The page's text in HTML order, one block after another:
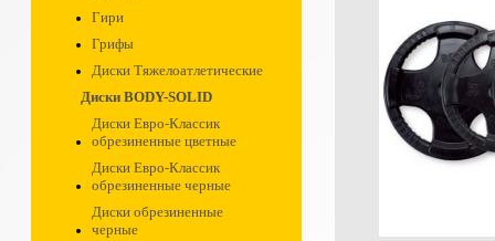
Гири
Грифы
Диски Тяжелоатлетические
Диски BODY-SOLID
Диски Евро-Классик
обрезиненные цветные
Диски Евро-Классик
обрезиненные черные
Диски обрезиненные
черные